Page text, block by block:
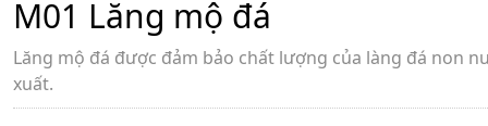
M01 Lăng mộ đá
Lăng mộ đá được đảm bảo chất lượng của làng đá non
xuất.